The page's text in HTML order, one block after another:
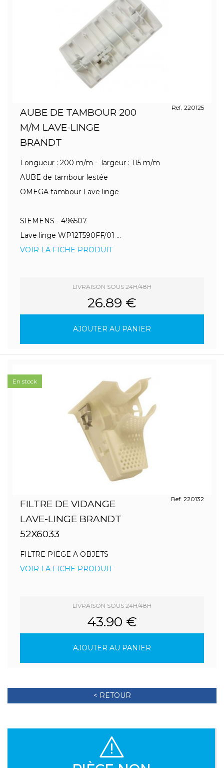
AUBE DE TAMBOUR 200
M/M LAVE-LINGE
BRANDT
Ref. 220125
Longueur : 200 m/m - largeur : 115 m/m
AUBE de tambour lestée
OMEGA tambour Lave linge
SIEMENS - 496507
Lave linge WP12T590FF/01 ...
VOIR LA FICHE PRODUIT
LIVRAISON SOUS 24H/48H
26.89 €
AJOUTER AU PANIER
FILTRE DE VIDANGE
LAVE-LINGE BRANDT
52X6033
Ref. 220132
FILTRE PIEGE A OBJETS
VOIR LA FICHE PRODUIT
LIVRAISON SOUS 24H/48H
43.90 €
AJOUTER AU PANIER
En stock
< RETOUR